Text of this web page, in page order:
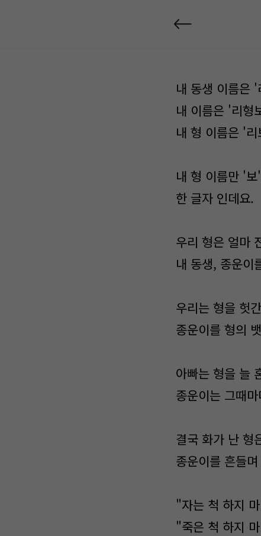
내 동생 이름은
내 이름은 '리형
내 형 이름은 '
내 형 이름만 '
한 글자 인데요.
우리 형은 얼마
내 동생, 종운이
우리는 형을 헛
종운이를 형의
아빠는 형을 늘
종운이는 그때
결국 화가 난 형
종운이를 흔들며
"자는 척 하지
"죽은 척 하지